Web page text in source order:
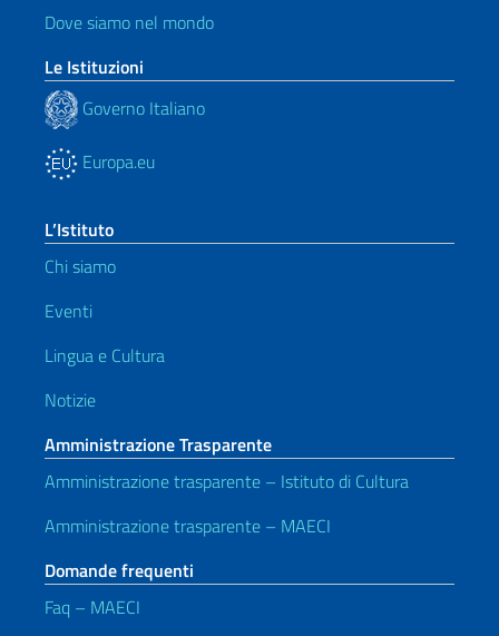
Dove siamo nel mondo
Le Istituzioni
Governo Italiano
Europa.eu
L’Istituto
Chi siamo
Eventi
Lingua e Cultura
Notizie
Amministrazione Trasparente
Amministrazione trasparente – Istituto di Cultura
Amministrazione trasparente – MAECI
Domande frequenti
Faq – MAECI